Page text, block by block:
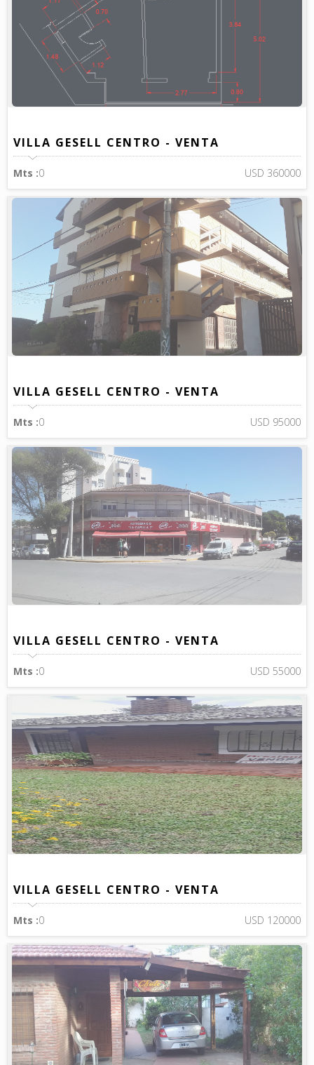
VILLA GESELL CENTRO - VENTA
Mts :0 USD 360000
VILLA GESELL CENTRO - VENTA
Mts :0 USD 95000
VILLA GESELL CENTRO - VENTA
Mts :0 USD 55000
VILLA GESELL CENTRO - VENTA
Mts :0 USD 120000